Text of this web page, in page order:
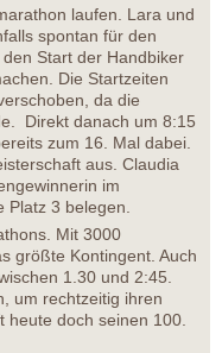
laufen. Lara und
spontan für den
Start der Handbiker
Die Startzeiten
da die
Direkt danach um 8:15
zum 16. Mal dabei.
aus. Claudia
im
Platz 3 belegen.
Mit 3000
größte Kontingent. Auch
1.30 und 2:45.
um rechtzeitig ihren
heute doch seinen 100.